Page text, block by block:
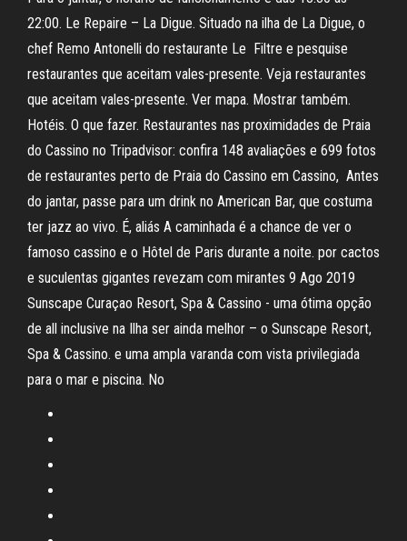
22:00. Le Repaire – La Digue. Situado na ilha de La Digue, o
chef Remo Antonelli do restaurante Le Filtre e pesquise
restaurantes que aceitam vales-presente. Veja restaurantes
que aceitam vales-presente. Ver mapa. Mostrar também.
Hotéis. O que fazer. Restaurantes nas proximidades de Praia
do Cassino no Tripadvisor: confira 148 avaliações e 699 fotos
de restaurantes perto de Praia do Cassino em Cassino, Antes
do jantar, passe para um drink no American Bar, que costuma
ter jazz ao vivo. É, aliás A caminhada é a chance de ver o
famoso cassino e o Hôtel de Paris durante a noite. por cactos
e suculentas gigantes revezam com mirantes 9 Ago 2019
Sunscape Curaçao Resort, Spa & Cassino - uma ótima opção
de all inclusive na Ilha ser ainda melhor – o Sunscape Resort,
Spa & Cassino. e uma ampla varanda com vista privilegiada
para o mar e piscina. No